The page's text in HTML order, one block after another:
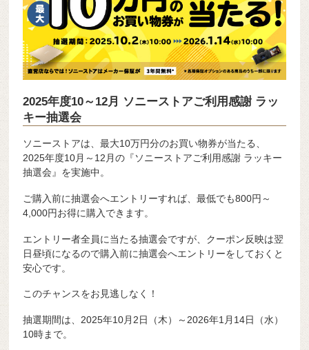
2025年度10～12月 ソニーストアご利用感謝 ラッ
キー抽選会
ソニーストアは、最大10万円分のお買い物券が当たる、
2025年度10月～12月の『ソニーストアご利用感謝 ラッキー
抽選会』を実施中。
ご購入前に抽選会へエントリーすれば、最低でも800円～
4,000円お得に購入できます。
エントリー者全員に当たる抽選会ですが、クーポン反映は翌
日昼頃になるので購入前に抽選会へエントリーをしておくと
安心です。
このチャンスをお見逃しなく！
抽選期間は、2025年10月2日（木）～2026年1月14日（水）
10時まで。